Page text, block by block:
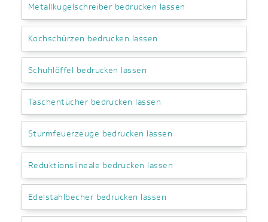
Metallkugelschreiber bedrucken lassen
Kochschürzen bedrucken lassen
Schuhlöffel bedrucken lassen
Taschentücher bedrucken lassen
Sturmfeuerzeuge bedrucken lassen
Reduktionslineale bedrucken lassen
Edelstahlbecher bedrucken lassen